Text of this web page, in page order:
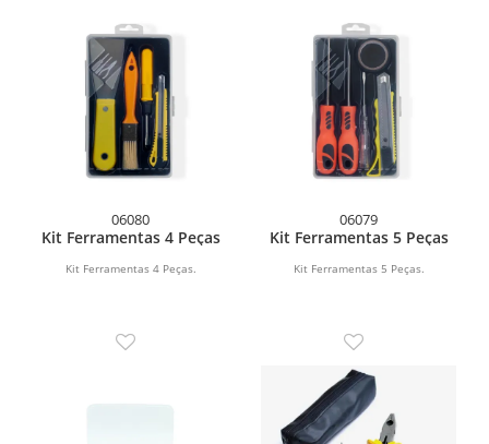
06080
Kit Ferramentas 4 Peças
Kit Ferramentas 4 Peças.
06079
Kit Ferramentas 5 Peças
Kit Ferramentas 5 Peças.